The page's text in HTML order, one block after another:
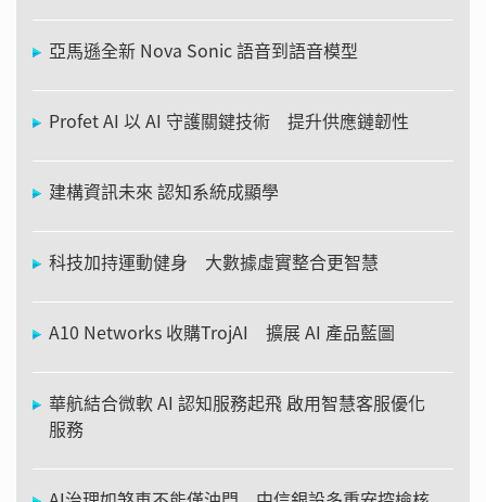
亞馬遜全新 Nova Sonic 語音到語音模型
Profet AI 以 AI 守護關鍵技術 提升供應鏈韌性
建構資訊未來 認知系統成顯學
科技加持運動健身 大數據虛實整合更智慧
A10 Networks 收購TrojAI 擴展 AI 產品藍圖
華航結合微軟 AI 認知服務起飛 啟用智慧客服優化
服務